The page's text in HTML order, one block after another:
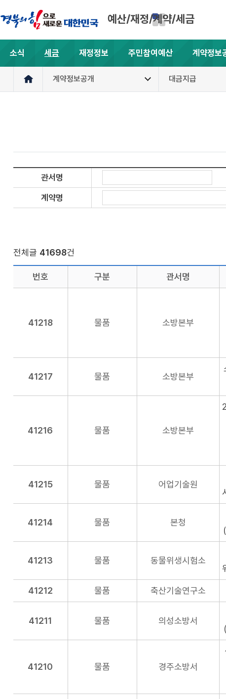
예산/재정/계약/세금
소식 세금 재정정보 주민참여예산 계약정보
계약정보공개 대금지급
관서명
계약명
전체글 41698건
번호 구분 관서명
41218 물품 소방본부
41217 물품 소방본부
41216 물품 소방본부
41215 물품 어업기술원
41214 물품 본청
41213 물품 동물위생시험소
41212 물품 축산기술연구소
41211 물품 의성소방서
41210 물품 경주소방서